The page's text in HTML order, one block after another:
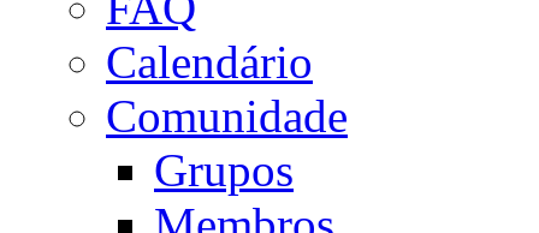
Calendário
Comunidade
Grupos